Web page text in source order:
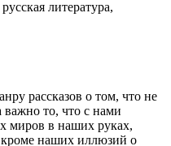
литература,
рассказов о том, что не
то, что с нами
миров в наших руках,
наших иллюзий о